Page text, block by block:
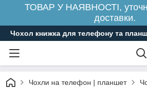
ТОВАР У НАЯВНОСТІ,
доставки.
Чохол книжка для телефону та
Чохли на телефон | планшет